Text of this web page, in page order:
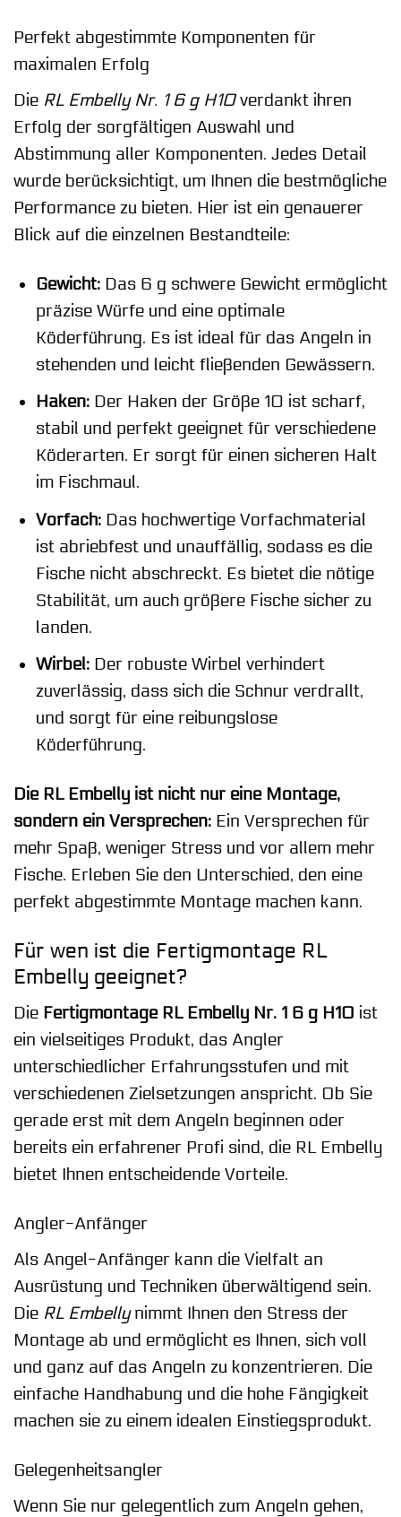
Perfekt abgestimmte Komponenten für
maximalen Erfolg
Die RL Embelly Nr. 1 6 g H10verdankt ihren
Erfolg der sorgfältigen Auswahl und
Abstimmung aller Komponenten. Jedes Detail
wurde berücksichtigt, um Ihnen die bestmögliche
Performance zu bieten. Hier ist ein genauerer
Blick auf die einzelnen Bestandteile:
Gewicht:Das 6 g schwere Gewicht ermöglicht
präzise Würfe und eine optimale
Köderführung. Es ist ideal für das Angeln in
stehenden und leicht fließenden Gewässern.
Haken:Der Haken der Größe 10 ist scharf,
stabil und perfekt geeignet für verschiedene
Köderarten. Er sorgt für einen sicheren Halt
im Fischmaul.
Vorfach:Das hochwertige Vorfachmaterial
ist abriebfest und unauffällig, sodass es die
Fische nicht abschreckt. Es bietet die nötige
Stabilität, um auch größere Fische sicher zu
landen.
Wirbel:Der robuste Wirbel verhindert
zuverlässig, dass sich die Schnur verdrallt,
und sorgt für eine reibungslose
Köderführung.
Die RL Embelly ist nicht nur eine Montage,
sondern ein Versprechen: Ein Versprechen für
mehr Spaß, weniger Stress und vor allem mehr
Fische. Erleben Sie den Unterschied, den eine
perfekt abgestimmte Montage machen kann.
Für wen ist die Fertigmontage RL
Embelly geeignet?
Die Fertigmontage RL Embelly Nr. 1 6 g H10 ist
ein vielseitiges Produkt, das Angler
unterschiedlicher Erfahrungsstufen und mit
verschiedenen Zielsetzungen anspricht. Ob Sie
gerade erst mit dem Angeln beginnen oder
bereits ein erfahrener Profi sind, die RL Embelly
bietet Ihnen entscheidende Vorteile.
Angler-Anfänger
Als Angel-Anfänger kann die Vielfalt an
Ausrüstung und Techniken überwältigend sein.
Die RL Embellynimmt Ihnen den Stress der
Montage ab und ermöglicht es Ihnen, sich voll
und ganz auf das Angeln zu konzentrieren. Die
einfache Handhabung und die hohe Fängigkeit
machen sie zu einem idealen Einstiegsprodukt.
Gelegenheitsangler
Wenn Sie nur gelegentlich zum Angeln gehen,